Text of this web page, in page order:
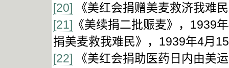
[20] 《美红会捐赠美麦救济我难
[21] 《美续捐二批赈麦》，1939
捐美麦救我难民》，1939年4月
[22] 《美红会捐助医药日内由美